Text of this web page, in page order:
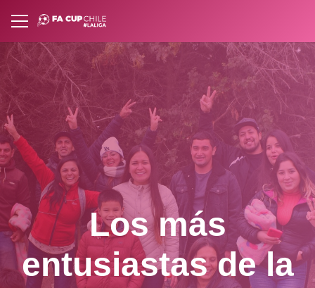
Los más
entusiastas de la